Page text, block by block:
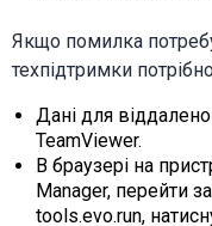
Якщо помилка
техпідтримки
Дані для
TeamViewer.
В браузері на
Manager, перейти
tools.evo.run,